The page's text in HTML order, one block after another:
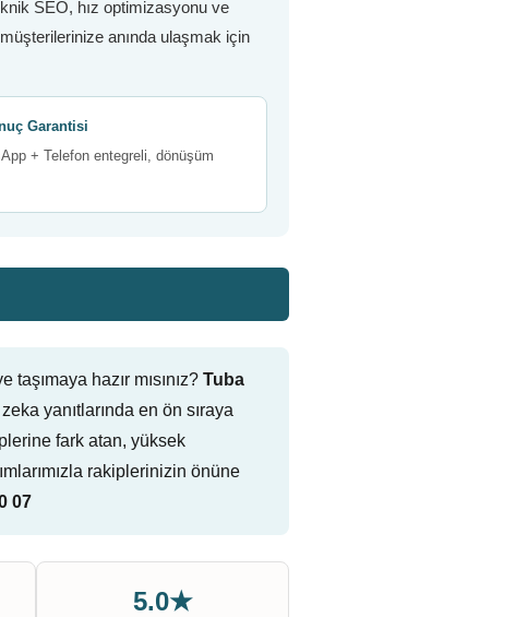
SEO, hız optimizasyonu ve
anında ulaşmak için
Garantisi
+ Telefon entegreli, dönüşüm
taşımaya hazır mısınız? Tuba
yanıtlarında en ön sıraya
fark atan, yüksek
rakiplerinizin önüne
07
5.0★